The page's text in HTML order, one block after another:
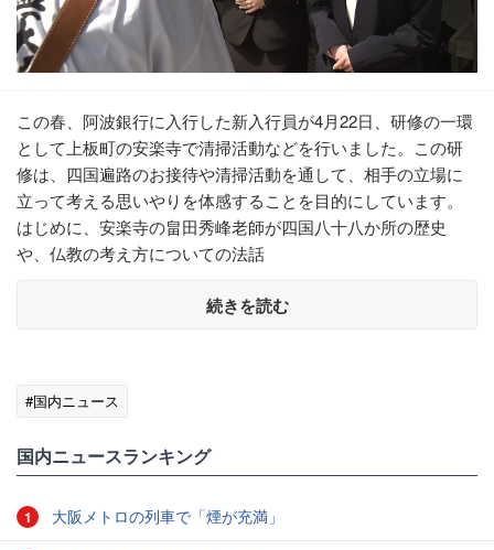
この春、阿波銀行に入行した新入行員が4月22日、研修の一環
として上板町の安楽寺で清掃活動などを行いました。この研
修は、四国遍路のお接待や清掃活動を通して、相手の立場に
立って考える思いやりを体感することを目的にしています。
はじめに、安楽寺の畠田秀峰老師が四国八十八か所の歴史
や、仏教の考え方についての法話
続きを読む
#国内ニュース
国内ニュースランキング
1 大阪メトロの列車で「煙が充満」